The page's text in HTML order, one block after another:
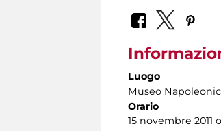
Luogo
Museo
Orario
15 novembre 2011